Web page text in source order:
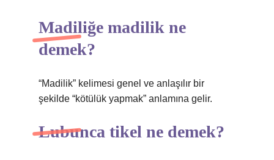
Madiliğe madilik ne
demek?
“Madilik” kelimesi genel ve anlaşılır bir
şekilde “kötülük yapmak” anlamına gelir.
Lubunca tikel ne demek?